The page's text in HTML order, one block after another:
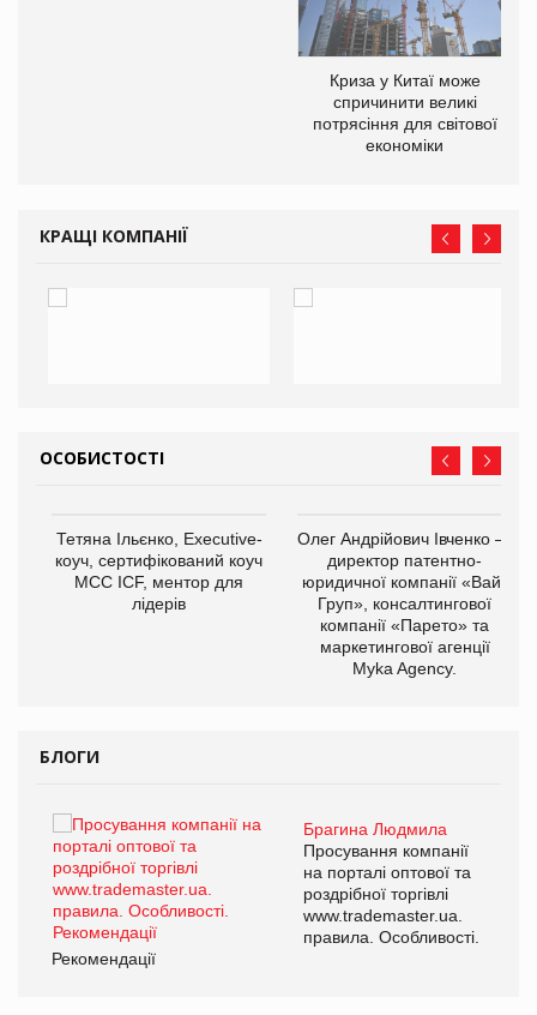
Криза у Китаї може
спричинити великі
потрясіння для світової
економіки
КРАЩІ КОМПАНІЇ
ОСОБИСТОСТІ
Тетяна Ільєнко, Executive-
коуч, сертифікований коуч
МСС ICF, ментор для
лідерів
Олег Андрійович Івченко —
директор патентно-
юридичної компанії «Вайз
Груп», консалтингової
компанії «Парето» та
маркетингової агенції
Myka Agency.
БЛОГИ
Брагина Людмила
Просування компанії
на порталі оптової та
роздрібної торгівлі
www.trademaster.ua.
правила. Особливості.
Рекомендації